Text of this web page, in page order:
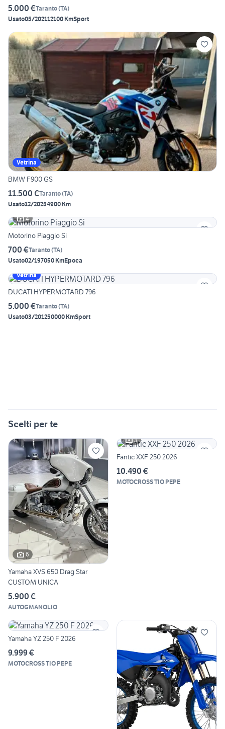
5.000 €Taranto(TA)
Usato05/202112100 KmSport
Vetrina
BMW F900 GS
11.500 €Taranto(TA)
Usato12/20254900 Km
4
Motorino Piaggio Si
700 €Taranto(TA)
Usato02/197050 KmEpoca
Vetrina
DUCATI HYPERMOTARD 796
5.000 €Taranto(TA)
Usato03/201250000 KmSport
Scelti per te
6
Yamaha XVS 650 Drag Star
CUSTOM UNICA
5.900 €
AUTOGMANOLIO
3
Fantic XXF 250 2026
10.490 €
MOTOCROSS TIO PEPE
Yamaha YZ 250 F 2026
9.999 €
MOTOCROSS TIO PEPE